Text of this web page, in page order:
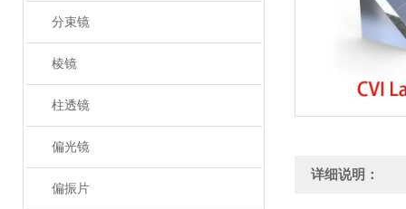
分束镜
棱镜
柱透镜
偏光镜
偏振片
详细说明：